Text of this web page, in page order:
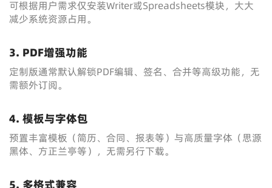
可根据用户需求仅安装Writer或Spreadsheets模块，大大
减少系统资源占用。
3. PDF增强功能
定制版通常默认解锁PDF编辑、签名、合并等高级功能，无
需额外订阅。
4. 模板与字体包
预置丰富模板（简历、合同、报表等）与高质量字体（思源
黑体、方正兰亭等），无需另行下载。
5. 多格式兼容